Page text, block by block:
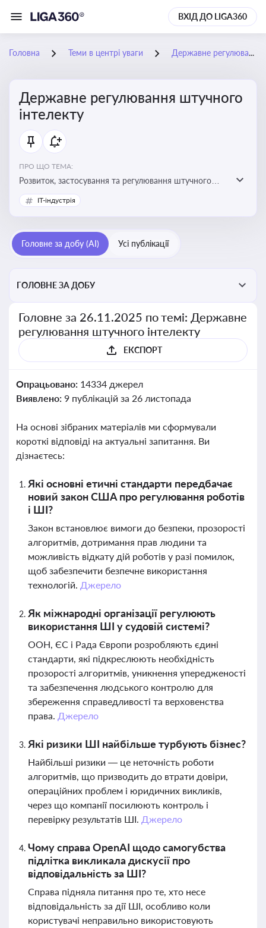
ВХІД ДО LIGA360
Головна Теми в центрі уваги Державне регулювання штучного інтелекту
Державне регулювання штучного
інтелекту
ПРО ЩО ТЕМА:
Розвиток, застосування та регулювання штучного
інтелекту в різних сферах — від управління бізнесом
до державного сектора
IT-індустрія
Головне за добу (AI) Усі публікації
ГОЛОВНЕ ЗА ДОБУ
Головне за 26.11.2025 по темі: Державне
регулювання штучного інтелекту
ЕКСПОРТ
Опрацьовано: 14334 джерел
Виявлено: 9 публікацій за 26 листопада
На основі зібраних матеріалів ми сформували
короткі відповіді на актуальні запитання. Ви
дізнаєтесь:
Які основні етичні стандарти передбачає
новий закон США про регулювання роботів
і ШІ?
Закон встановлює вимоги до безпеки, прозорості
алгоритмів, дотримання прав людини та
можливість відкату дій роботів у разі помилок,
щоб забезпечити безпечне використання
технологій. Джерело
Як міжнародні організації регулюють
використання ШІ у судовій системі?
ООН, ЄС і Рада Європи розробляють єдині
стандарти, які підкреслюють необхідність
прозорості алгоритмів, уникнення упередженості
та забезпечення людського контролю для
збереження справедливості та верховенства
права. Джерело
Які ризики ШІ найбільше турбують бізнес?
Найбільші ризики — це неточність роботи
алгоритмів, що призводить до втрати довіри,
операційних проблем і юридичних викликів,
через що компанії посилюють контроль і
перевірку результатів ШІ. Джерело
Чому справа OpenAI щодо самогубства
підлітка викликала дискусії про
відповідальність за ШІ?
Справа підняла питання про те, хто несе
відповідальність за дії ШІ, особливо коли
користувачі неправильно використовують